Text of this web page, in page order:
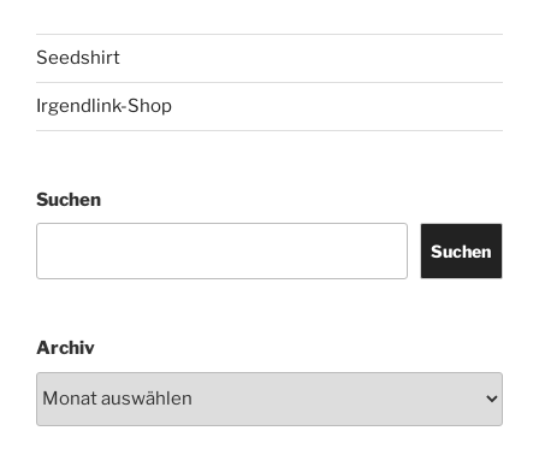
Seedshirt
Irgendlink-Shop
Suchen
Suchen
Archiv